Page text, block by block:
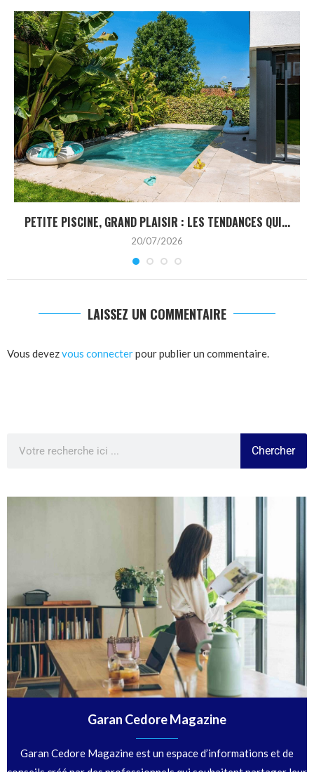
PETITE PISCINE, GRAND PLAISIR : LES TENDANCES QUI...
20/07/2026
LAISSEZ UN COMMENTAIRE
Vous devezvous connecterpour publier un commentaire.
Chercher
Garan Cedore Magazine
Garan Cedore Magazine est un espace d’informations et de